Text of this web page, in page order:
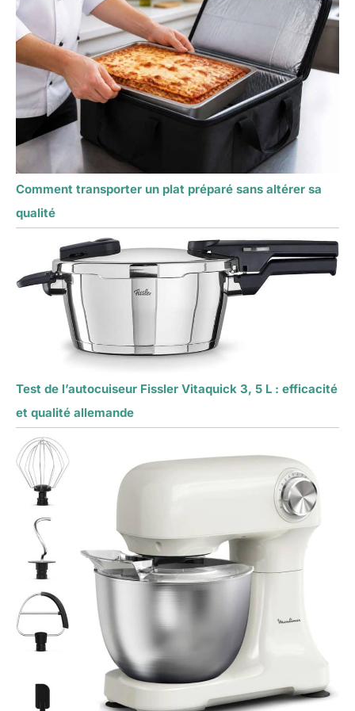
Comment transporter un plat préparé sans altérer sa
qualité
Test de l’autocuiseur Fissler Vitaquick 3, 5 L : efficacité
et qualité allemande